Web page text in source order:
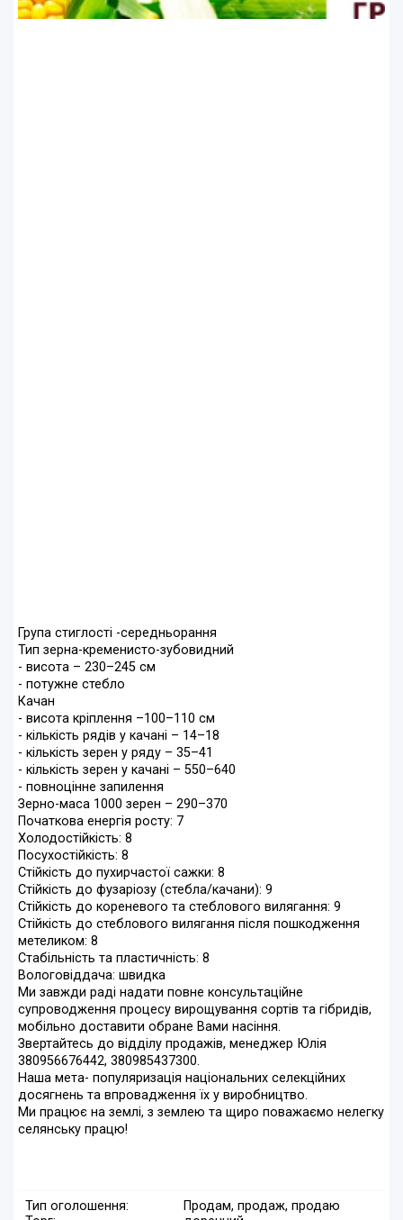
Група стиглості -середньорання
Тип зерна-кременисто-зубовидний
- висота – 230–245 см
- потужне стебло
Качан
- висота кріплення –100–110 см
- кількість рядів у качані – 14–18
- кількість зерен у ряду – 35–41
- кількість зерен у качані – 550–640
- повноцінне запилення
Зерно-маса 1000 зерен – 290–370
Початкова енергія росту: 7
Холодостійкість: 8
Посухостійкість: 8
Стійкість до пухирчастої сажки: 8
Стійкість до фузаріозу (стебла/качани): 9
Стійкість до кореневого та стеблового вилягання: 9
Стійкість до стеблового вилягання після пошкодження
метеликом: 8
Стабільність та пластичність: 8
Вологовіддача: швидка
Ми завжди раді надати повне консультаційне
супроводження процесу вирощування сортів та гібридів,
мобільно доставити обране Вами насіння.
Звертайтесь до відділу продажів, менеджер Юлія
380956676442, 380985437300.
Наша мета- популяризація національних селекційних
досягнень та впровадження їх у виробництво.
Ми працює на землі, з землею та щиро поважаємо нелегку
селянську працю!
Тип оголошення:
Продам, продаж, продаю